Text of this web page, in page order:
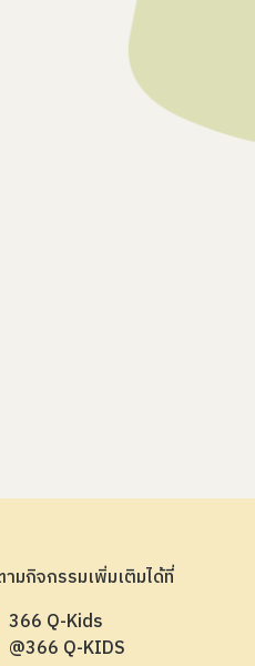
มกิจกรรมเพิ่มเติมได้ที่
366 Q-Kids
@366 Q-KIDS